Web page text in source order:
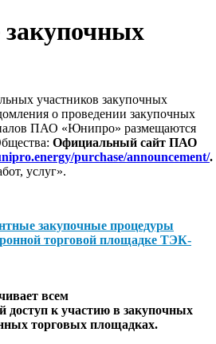
участников закупочных
о проведении закупочных
ПАО «Юнипро» размещаются
Официальный сайт ПАО
purchase/announcement/.
услуг».
закупочные процедуры
торговой площадке ТЭК-
всем
доступ к участию в закупочных
торговых площадках.